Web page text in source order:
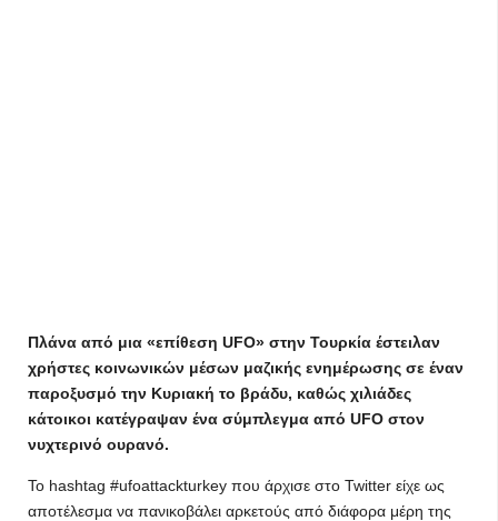
Πλάνα από μια «επίθεση UFO» στην Τουρκία έστειλαν
χρήστες κοινωνικών μέσων μαζικής ενημέρωσης σε έναν
παροξυσμό την Κυριακή το βράδυ, καθώς χιλιάδες
κάτοικοι κατέγραψαν ένα σύμπλεγμα από UFO στον
νυχτερινό ουρανό.
Το hashtag #ufoattackturkey που άρχισε στο Twitter είχε ως
αποτέλεσμα να πανικοβάλει αρκετούς από διάφορα μέρη της